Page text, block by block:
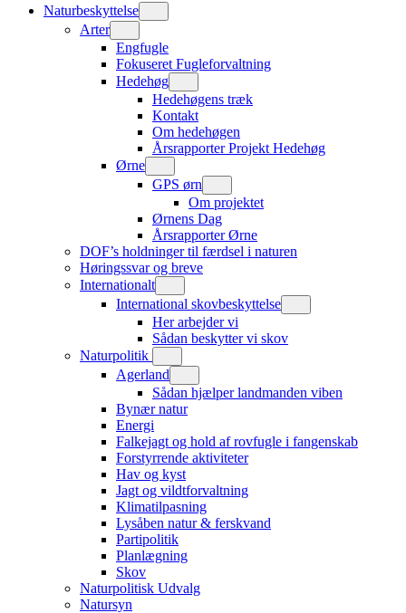
Naturbeskyttelse
Arter
Engfugle
Fokuseret Fugleforvaltning
Hedehøg
Hedehøgens træk
Kontakt
Om hedehøgen
Årsrapporter Projekt Hedehøg
Ørne
GPS ørn
Om projektet
Ørnens Dag
Årsrapporter Ørne
DOF’s holdninger til færdsel i naturen
Høringssvar og breve
Internationalt
International skovbeskyttelse
Her arbejder vi
Sådan beskytter vi skov
Naturpolitik
Agerland
Sådan hjælper landmanden viben
Bynær natur
Energi
Falkejagt og hold af rovfugle i fangenskab
Forstyrrende aktiviteter
Hav og kyst
Jagt og vildtforvaltning
Klimatilpasning
Lysåben natur & ferskvand
Partipolitik
Planlægning
Skov
Naturpolitisk Udvalg
Natursyn